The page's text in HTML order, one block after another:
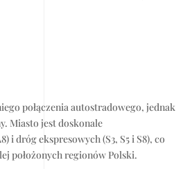
połączenia autostradowego, jednak
Miasto jest doskonale
i dróg ekspresowych (S3, S5 i S8), co
położonych regionów Polski.